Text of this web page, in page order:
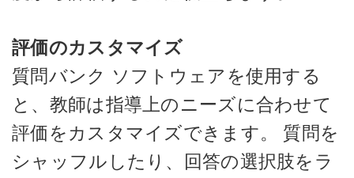
評価のカスタマイズ
質問バンク ソフトウェアを使用する
と、教師は指導上のニーズに合わせて
評価をカスタマイズできます。 質問を
シャッフルしたり、回答の選択肢をラ